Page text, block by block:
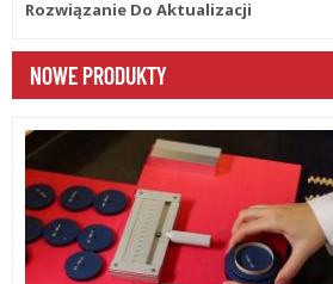
Rozwiązanie Do Aktualizacji
NOWE PRODUKTY